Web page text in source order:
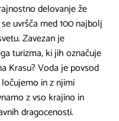
delovanje že
uvršča med 100 najbolj
Zavezan je
turizma, ki jih označuje
Krasu? Voda je povsod
in z njimi
z vso krajino in
dragocenosti.